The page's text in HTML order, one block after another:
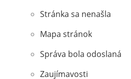
Stránka sa nenašla
Mapa stránok
Správa bola odoslaná
Zaujímavosti